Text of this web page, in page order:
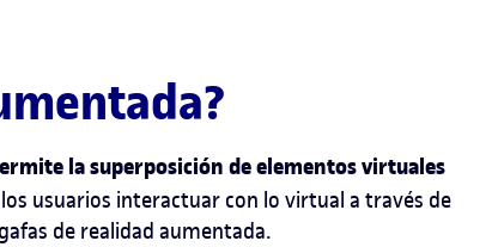
la superposición de elementos virtuales
usuarios interactuar con lo virtual a través de
de realidad aumentada.